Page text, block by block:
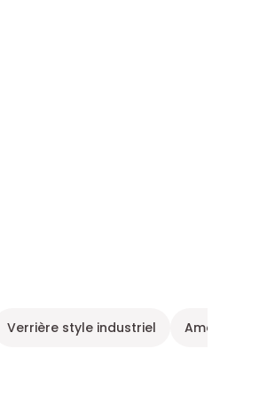
Verrière style industriel